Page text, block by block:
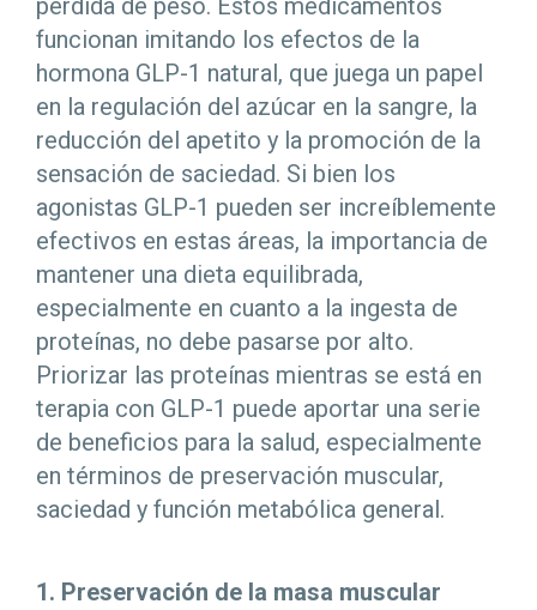
pérdida de peso. Estos medicamentos
funcionan imitando los efectos de la
hormona GLP-1 natural, que juega un papel
en la regulación del azúcar en la sangre, la
reducción del apetito y la promoción de la
sensación de saciedad. Si bien los
agonistas GLP-1 pueden ser increíblemente
efectivos en estas áreas, la importancia de
mantener una dieta equilibrada,
especialmente en cuanto a la ingesta de
proteínas, no debe pasarse por alto.
Priorizar las proteínas mientras se está en
terapia con GLP-1 puede aportar una serie
de beneficios para la salud, especialmente
en términos de preservación muscular,
saciedad y función metabólica general.
1. Preservación de la masa muscular